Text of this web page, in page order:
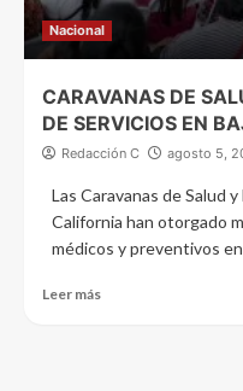
Nacional
CARAVANAS DE
DE SERVICIOS EN
Redacción C agosto 5,
Las Caravanas de Salud
California han otorgado
médicos y preventivos
Leer más